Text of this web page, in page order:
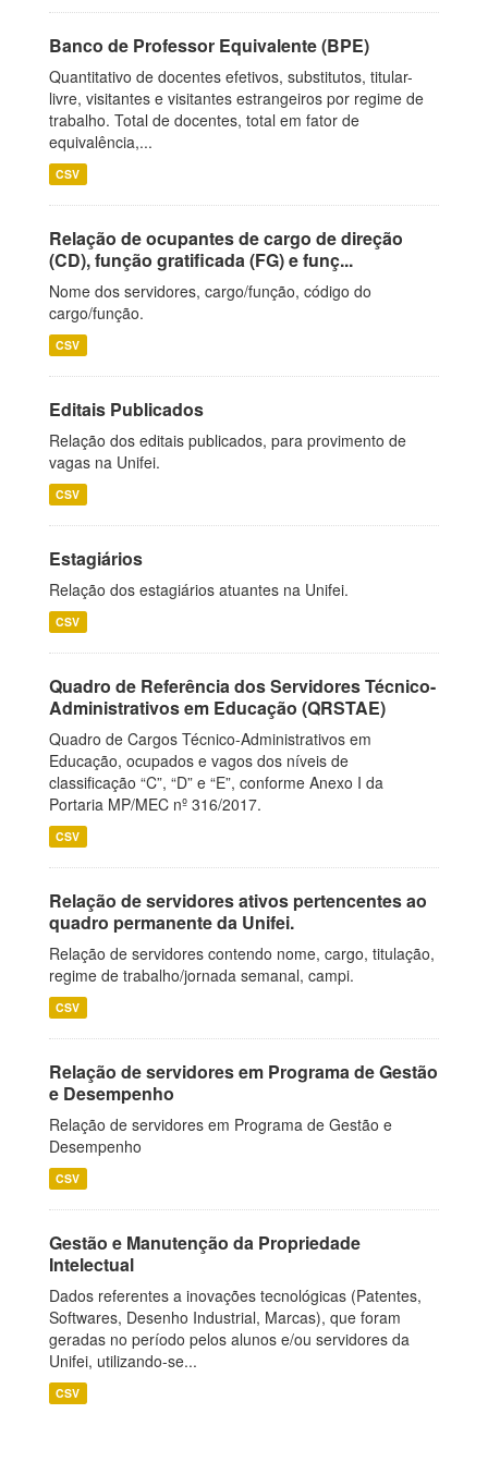
Banco de Professor Equivalente (BPE)
Quantitativo de docentes efetivos, substitutos, titular-
livre, visitantes e visitantes estrangeiros por regime de
trabalho. Total de docentes, total em fator de
equivalência,...
CSV
Relação de ocupantes de cargo de direção
(CD), função gratificada (FG) e funç...
Nome dos servidores, cargo/função, código do
cargo/função.
CSV
Editais Publicados
Relação dos editais publicados, para provimento de
vagas na Unifei.
CSV
Estagiários
Relação dos estagiários atuantes na Unifei.
CSV
Quadro de Referência dos Servidores Técnico-
Administrativos em Educação (QRSTAE)
Quadro de Cargos Técnico-Administrativos em
Educação, ocupados e vagos dos níveis de
classificação “C”, “D” e “E”, conforme Anexo I da
Portaria MP/MEC nº 316/2017.
CSV
Relação de servidores ativos pertencentes ao
quadro permanente da Unifei.
Relação de servidores contendo nome, cargo, titulação,
regime de trabalho/jornada semanal, campi.
CSV
Relação de servidores em Programa de Gestão
e Desempenho
Relação de servidores em Programa de Gestão e
Desempenho
CSV
Gestão e Manutenção da Propriedade
Intelectual
Dados referentes a inovações tecnológicas (Patentes,
Softwares, Desenho Industrial, Marcas), que foram
geradas no período pelos alunos e/ou servidores da
Unifei, utilizando-se...
CSV